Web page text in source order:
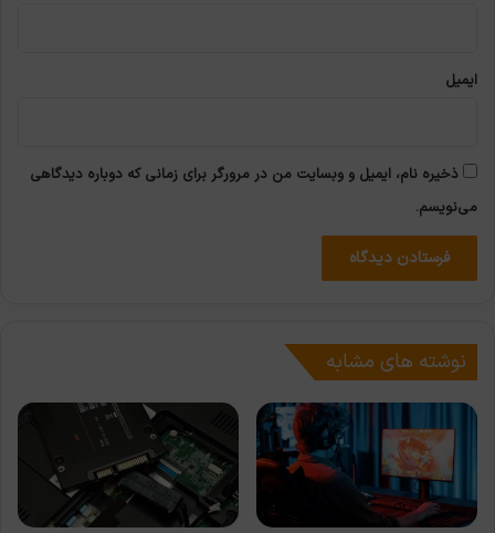
ایمیل
ذخیره نام، ایمیل و وبسایت من در مرورگر برای زمانی که دوباره دیدگاهی
می‌نویسم.
نوشته های مشابه